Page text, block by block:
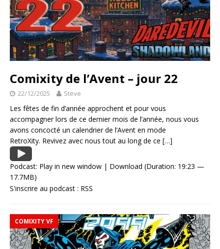
Comixity de l’Avent – jour 22
22/12/2025 Steve
Les fêtes de fin d’année approchent et pour vous
accompagner lors de ce dernier mois de l’année, nous vous
avons concocté un calendrier de l’Avent en mode
RetroXity. Revivez avec nous tout au long de ce […]
Podcast: Play in new window | Download (Duration: 19:23 —
17.7MB)
S'inscrire au podcast : RSS
COMIXITY VF